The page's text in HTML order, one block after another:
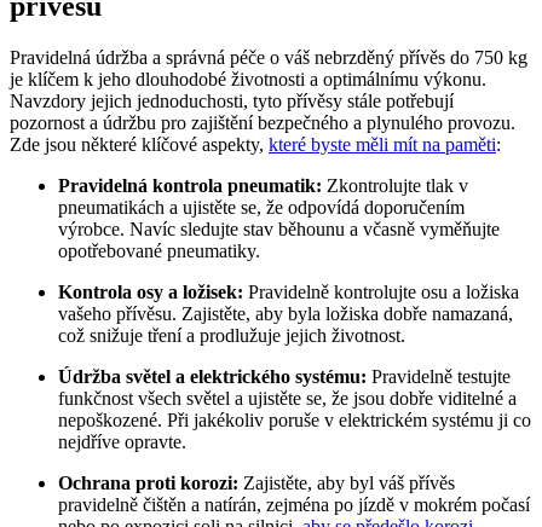
Pravidelná údržba a správná péče o váš nebrzděný přívěs do 750 kg
je klíčem k jeho dlouhodobé životnosti a optimálnímu výkonu.
Navzdory jejich jednoduchosti, tyto přívěsy stále potřebují
pozornost a údržbu pro zajištění bezpečného a plynulého provozu.
Zde jsou některé klíčové aspekty, které byste měli mít na paměti:
Pravidelná kontrola pneumatik: Zkontrolujte tlak v
pneumatikách a ujistěte se, že odpovídá doporučením
výrobce. Navíc sledujte stav běhounu a včasně vyměňujte
opotřebované pneumatiky.
Kontrola osy a ložisek: Pravidelně kontrolujte osu a ložiska
vašeho přívěsu. Zajistěte, aby byla ložiska dobře namazaná,
což snižuje tření a prodlužuje jejich životnost.
Údržba světel a elektrického systému: Pravidelně testujte
funkčnost všech světel a ujistěte se, že jsou dobře viditelné a
nepoškozené. Při jakékoliv poruše v elektrickém systému ji co
nejdříve opravte.
Ochrana proti korozi: Zajistěte, aby byl váš přívěs
pravidelně čištěn a natírán, zejména po jízdě v mokrém počasí